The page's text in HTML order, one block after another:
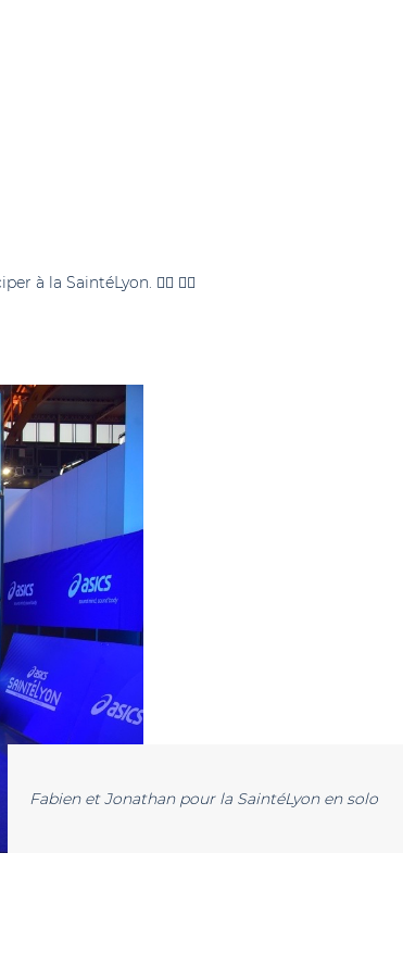
à la SaintéLyon. 🏃‍♀️ 🏃‍♂️
Fabien et Jonathan pour la SaintéLyon en solo